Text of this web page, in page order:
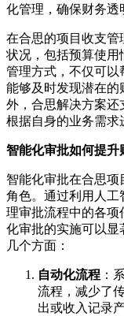
化管理，确保财务透
在合思的项目收支管
状况，包括预算使用
管理方式，不仅可以
能够及时发现潜在的
外，合思解决方案还
根据自身的业务需求
智能化审批如何提升
智能化审批在合思
角色。通过利用人工
理审批流程中的各项
化审批的实施可以显
几个方面：
自动化流程 ：
流程，减少了
出或收入记录